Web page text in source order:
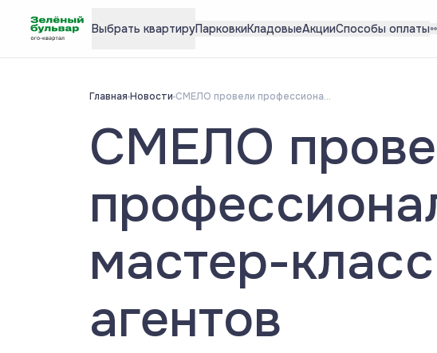
Выбрать квартируПарковкиКладовыеАкцииСпособы оплаты
Главная Новости СМЕЛО провели профессиональный мастер-класс для агентов
СМЕЛО
мастер-
агентов